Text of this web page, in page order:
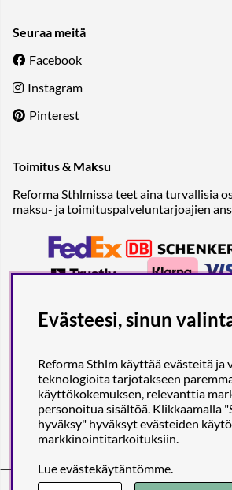
Seuraa meitä
Facebook
Instagram
Pinterest
Toimitus & Maksu
Reforma Sthlmissa teet aina turvallisia
maksu- ja toimituspalveluntarjoajien
Reforma Sthlm AB (org. no.
Evästeesi, sinun
Reforma Sthlm käyttää evästeitä ja
teknologioita tarjotakseen
käyttökokemuksen, relevanttia
personoitua sisältöä. Klikkaamalla
hyväksy" hyväksyt evästeiden
markkinointitarkoituksiin.
Lueevästekäytäntömme.